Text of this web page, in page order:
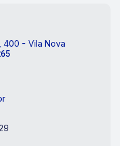
400 - Vila Nova